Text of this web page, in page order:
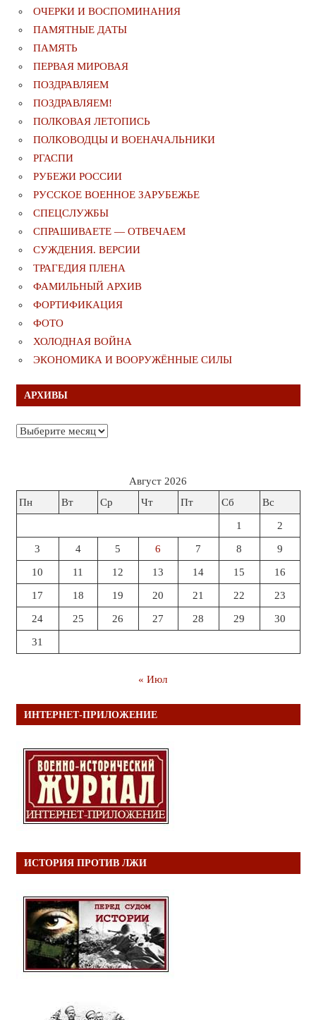
ОЧЕРКИ И ВОСПОМИНАНИЯ
ПАМЯТНЫЕ ДАТЫ
ПАМЯТЬ
ПЕРВАЯ МИРОВАЯ
ПОЗДРАВЛЯЕМ
ПОЗДРАВЛЯЕМ!
ПОЛКОВАЯ ЛЕТОПИСЬ
ПОЛКОВОДЦЫ И ВОЕНАЧАЛЬНИКИ
РГАСПИ
РУБЕЖИ РОССИИ
РУССКОЕ ВОЕННОЕ ЗАРУБЕЖЬЕ
СПЕЦСЛУЖБЫ
СПРАШИВАЕТЕ — ОТВЕЧАЕМ
СУЖДЕНИЯ. ВЕРСИИ
ТРАГЕДИЯ ПЛЕНА
ФАМИЛЬНЫЙ АРХИВ
ФОРТИФИКАЦИЯ
ФОТО
ХОЛОДНАЯ ВОЙНА
ЭКОНОМИКА И ВООРУЖЁННЫЕ СИЛЫ
АРХИВЫ
Архивы
Август 2026
Пн
Вт Ср Чт Пт Сб Вс
1 2
3 4 5 6 7 8 9
10 11 12 13 14 15 16
17 18 19 20 21 22 23
24 25 26 27 28 29 30
31
« Июл
ИНТЕРНЕТ-ПРИЛОЖЕНИЕ
ИСТОРИЯ ПРОТИВ ЛЖИ